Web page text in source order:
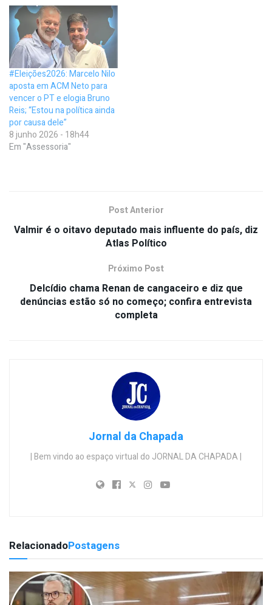
#Eleições2026: Marcelo Nilo
aposta em ACM Neto para
vencer o PT e elogia Bruno
Reis; “Estou na política ainda
por causa dele”
8 junho 2026 - 18h44
Em "Assessoria"
Post Anterior
Valmir é o oitavo deputado mais influente do país, diz
Atlas Político
Próximo Post
Delcídio chama Renan de cangaceiro e diz que
denúncias estão só no começo; confira entrevista
completa
Jornal da Chapada
| Bem vindo ao espaço virtual do JORNAL DA CHAPADA |
RelacionadoPostagens